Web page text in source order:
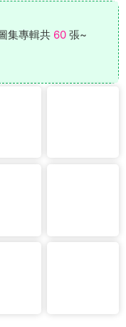
集專輯共 60張~